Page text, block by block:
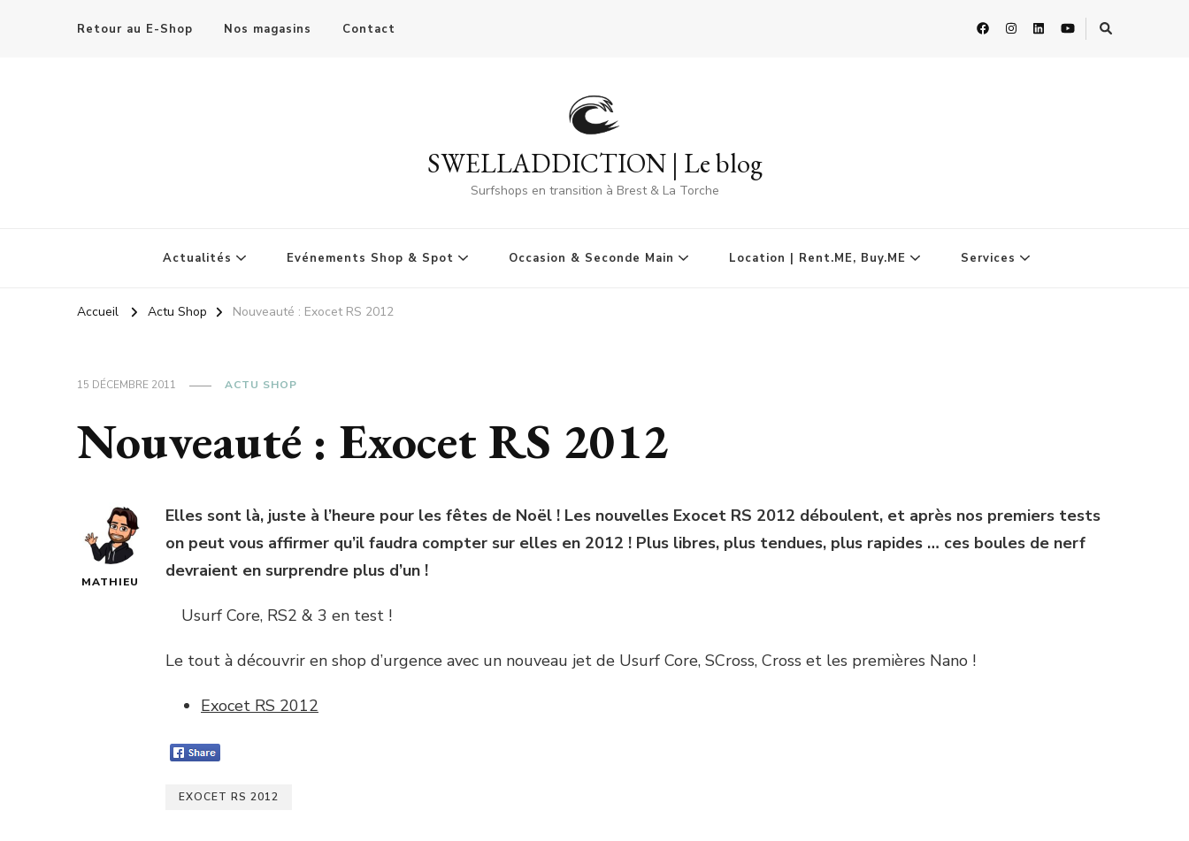
Retour au E-Shop Nos magasins Contact
SWELLADDICTION | Le blog
Surfshops en transition à Brest & La Torche
Actualités Evénements Shop & Spot Occasion & Seconde Main Location | Rent.ME, Buy.ME Services
Accueil Actu Shop Nouveauté : Exocet RS 2012
15 DÉCEMBRE 2011 ACTU SHOP
Nouveauté : Exocet RS 2012
MATHIEU
Elles sont là, juste à l’heure pour les fêtes de Noël ! Les nouvelles Exocet RS 2012 déboulent, et après nos premiers tests
on peut vous affirmer qu’il faudra compter sur elles en 2012 ! Plus libres, plus tendues, plus rapides … ces boules de nerf
devraient en surprendre plus d’un !
Usurf Core, RS2 & 3 en test !
Le tout à découvrir en shop d’urgence avec un nouveau jet de Usurf Core, SCross, Cross et les premières Nano !
Exocet RS 2012
EXOCET RS 2012